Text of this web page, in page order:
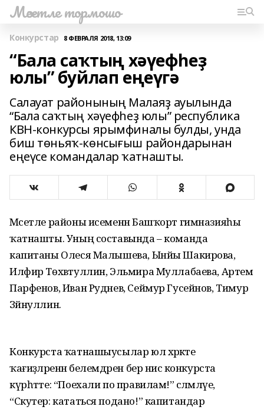
Мәсетле тормошо
Конкурстар 8 ФЕВРАЛЯ 2018, 13:09
“Бала саҡтың хәүефһеҙ
юлы” буйлап еңеүгә
Салауат районының Малаяҙ ауылында
“Бала саҡтың хәүефһеҙ юлы” республика
КВН-конкурсы ярымфиналы булды, унда
биш төньяҡ-көнсығыш райондарынан
еңеүсе командалар ҡатнашты.
Мәсетле районы исеменән Башҡорт гимназияһы
ҡатнашты. Уның составында – команда
капитаны Олеся Малышева, Ынйы Шакирова,
Илфир Төхвәтуллин, Эльмира Муллабаева, Артем
Парфенов, Иван Руднев, Сеймур Гусейнов, Тимур
Зәйнуллин.
Конкурста ҡатнашыусылар юл хәрәкәте
ҡағиҙәләренән белемдәрен бер нисә конкурста
күрһәтте: “Поехали по правилам!” сәләмләүе,
“Скутер: кататься подано!” капитандар